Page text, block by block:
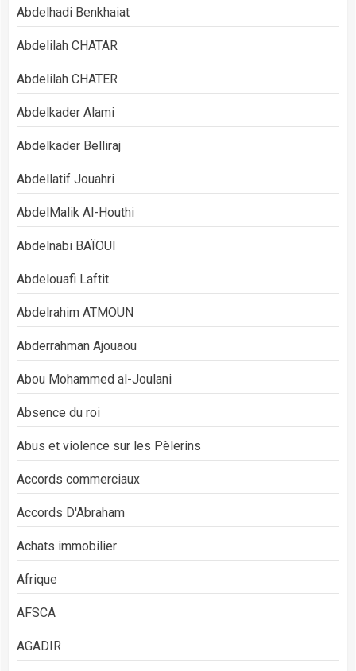
Abdelhadi Benkhaiat
Abdelilah CHATAR
Abdelilah CHATER
Abdelkader Alami
Abdelkader Belliraj
Abdellatif Jouahri
AbdelMalik Al-Houthi
Abdelnabi BAÏOUI
Abdelouafi Laftit
Abdelrahim ATMOUN
Abderrahman Ajouaou
Abou Mohammed al-Joulani
Absence du roi
Abus et violence sur les Pèlerins
Accords commerciaux
Accords D'Abraham
Achats immobilier
Afrique
AFSCA
AGADIR